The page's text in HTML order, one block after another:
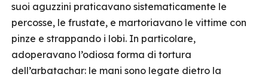
suoi aguzzini praticavano sistematicamente le
percosse, le frustate, e martoriavano le vittime con
pinze e strappando i lobi. In particolare,
adoperavano l’odiosa forma di tortura
dell’arbatachar: le mani sono legate dietro la